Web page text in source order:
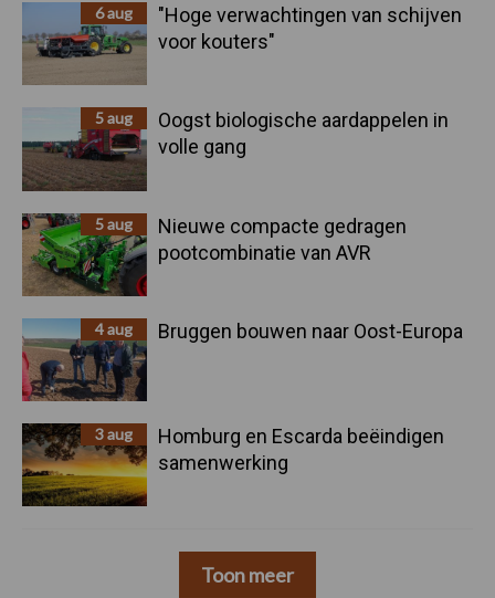
6 aug
"Hoge verwachtingen van schijven
voor kouters"
5 aug
Oogst biologische aardappelen in
volle gang
5 aug
Nieuwe compacte gedragen
pootcombinatie van AVR
4 aug Bruggen bouwen naar Oost-Europa
3 aug
Homburg en Escarda beëindigen
samenwerking
Toon meer